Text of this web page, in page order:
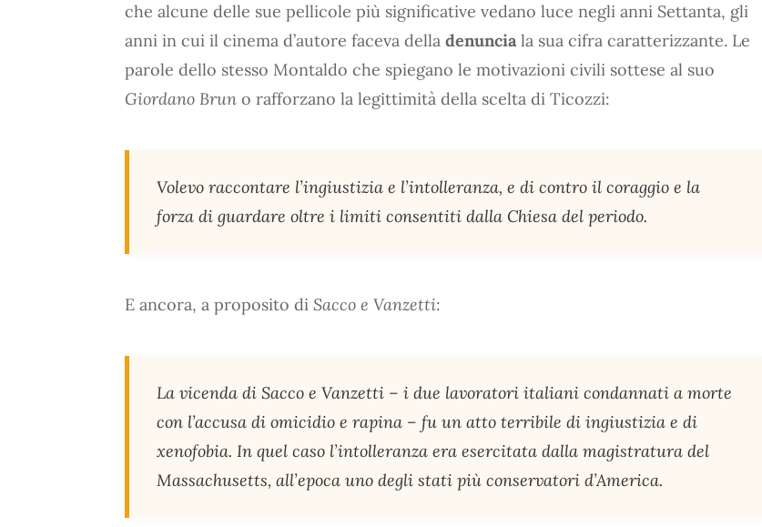
che alcune delle sue pellicole più significative vedano luce negli anni Settanta, gli
anni in cui il cinema d’autore faceva della denuncia la sua cifra caratterizzante. Le
parole dello stesso Montaldo che spiegano le motivazioni civili sottese al suo
Giordano Brun o rafforzano la legittimità della scelta di Ticozzi:
Volevo raccontare l’ingiustizia e l’intolleranza, e di contro il coraggio e la
forza di guardare oltre i limiti consentiti dalla Chiesa del periodo.
E ancora, a proposito di Sacco e Vanzetti:
La vicenda di Sacco e Vanzetti – i due lavoratori italiani condannati a morte
con l’accusa di omicidio e rapina – fu un atto terribile di ingiustizia e di
xenofobia. In quel caso l’intolleranza era esercitata dalla magistratura del
Massachusetts, all’epoca uno degli stati più conservatori d’America.